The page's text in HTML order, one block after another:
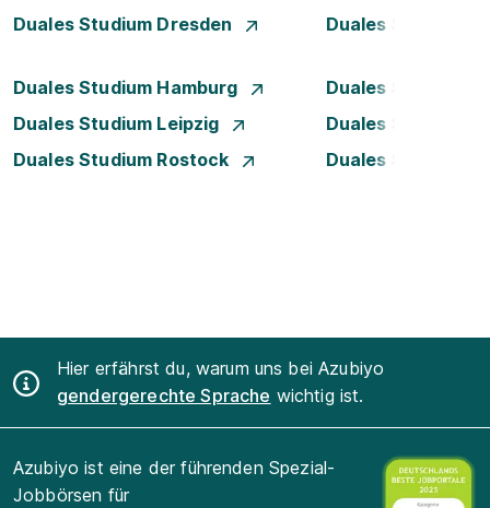
Duales Studium Dresden
Duales Studium
Duales Studium Hamburg
Duales Studium
Duales Studium Leipzig
Duales Studium
Duales Studium Rostock
Duales Studium
Hier erfährst du, warum uns bei Azubiyo
gendergerechte Sprache wichtig ist.
Azubiyo ist eine der führenden Spezial-
Jobbörsen für